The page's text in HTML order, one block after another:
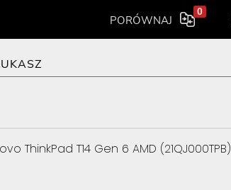
PORÓWNAJ
0
ThinkPad T14 Gen 6 AMD (21QJ000TPB)